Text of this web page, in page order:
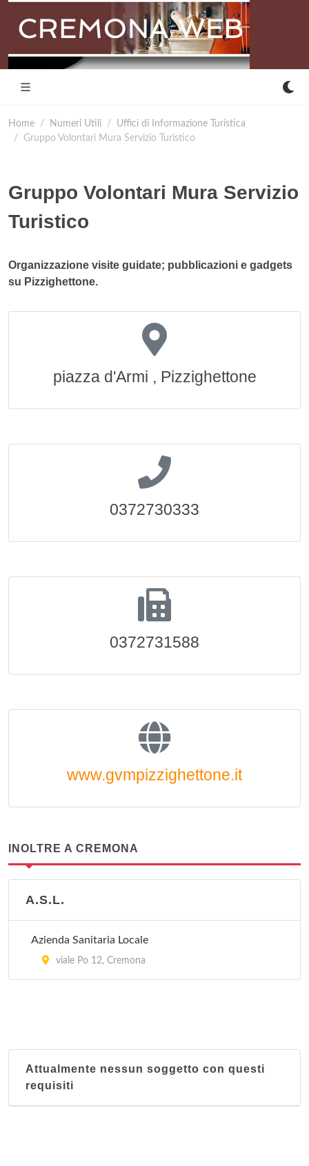
Home Numeri Utili
Uffici di Informazione Turistica
Gruppo Volontari Mura Servizio Turistico
Gruppo Volontari Mura Servizio
Turistico
Organizzazione visite guidate; pubblicazioni e gadgets
su Pizzighettone.
piazza d'Armi , Pizzighettone
0372730333
0372731588
www.gvmpizzighettone.it
INOLTRE A CREMONA
A.S.L.
Azienda Sanitaria Locale
viale Po 12, Cremona
Attualmente nessun soggetto con questi
requisiti